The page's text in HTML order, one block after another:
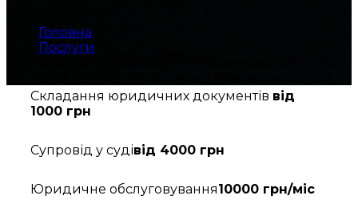
Головна
Послуги
Усна консультація
Складання юридичних документів від
1000 грн
Супровід у судівід 4000 грн
Юридичне обслуговування10000 грн/міс